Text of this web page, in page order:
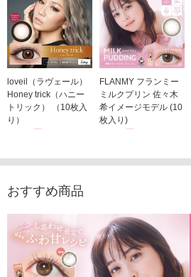
loveil（ラヴェール）
Honey trick（ハニー
トリック） （10枚入
り）
FLANMY フランミー
ミルクプリン 佐々木
希イメージモデル (10
枚入り)
おすすめ商品